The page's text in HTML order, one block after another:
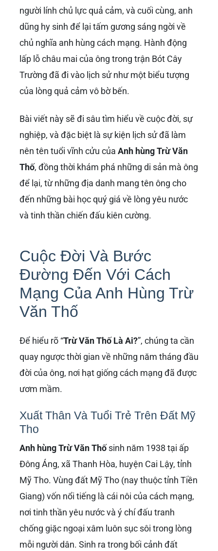
người lính chủ lực quả cảm, và cuối cùng, anh
dũng hy sinh để lại tấm gương sáng ngời về
chủ nghĩa anh hùng cách mạng. Hành động
lấp lỗ châu mai của ông trong trận Bót Cây
Trường đã đi vào lịch sử như một biểu tượng
của lòng quả cảm vô bờ bến.
Bài viết này sẽ đi sâu tìm hiểu về cuộc đời, sự
nghiệp, và đặc biệt là sự kiện lịch sử đã làm
nên tên tuổi vĩnh cửu của Anh hùng Trừ Văn
Thố, đồng thời khám phá những di sản mà ông
để lại, từ những địa danh mang tên ông cho
đến những bài học quý giá về lòng yêu nước
và tinh thần chiến đấu kiên cường.
Cuộc Đời Và Bước
Đường Đến Với Cách
Mạng Của Anh Hùng Trừ
Văn Thố
Để hiểu rõ “Trừ Văn Thố Là Ai?”, chúng ta cần
quay ngược thời gian về những năm tháng đầu
đời của ông, nơi hạt giống cách mạng đã được
ươm mầm.
Xuất Thân Và Tuổi Trẻ Trên Đất Mỹ
Tho
Anh hùng Trừ Văn Thốsinh năm 1938 tại ấp
Đông Áng, xã Thanh Hòa, huyện Cai Lậy, tỉnh
Mỹ Tho. Vùng đất Mỹ Tho (nay thuộc tỉnh Tiền
Giang) vốn nổi tiếng là cái nôi của cách mạng,
nơi tinh thần yêu nước và ý chí đấu tranh
chống giặc ngoại xâm luôn sục sôi trong lòng
mỗi người dân. Sinh ra trong bối cảnh đất